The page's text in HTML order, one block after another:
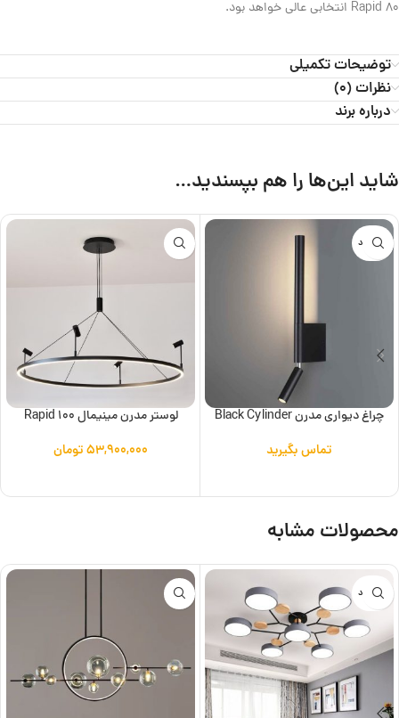
Rapid 80 انتخابی عالی خواهد بود.
توضیحات تکمیلی
نظرات (0)
درباره برند
شاید این‌ها را هم بپسندید…
ناموجود
چراغ دیواری مدرن Black Cylinder
تماس بگیرید
لوستر مدرن مینیمال Rapid 100
۵۳,۹۰۰,۰۰۰تومان
محصولات مشابه
ناموجود